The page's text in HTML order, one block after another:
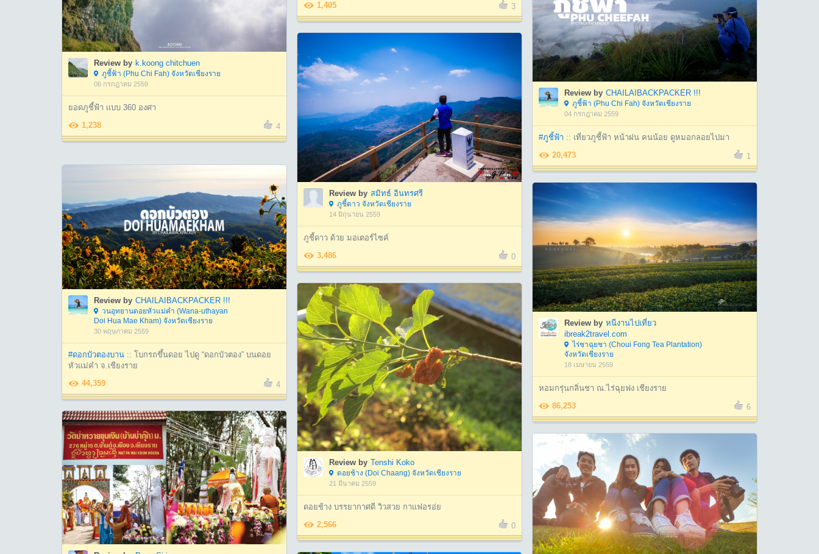
1,405
3
Review by k.koong chitchuen
ภูชี้ฟ้า (Phu Chi Fah) จังหวัดเชียงราย
06 กรกฎาคม 2559
ยอดภูชี้ฟ้า เเบบ 360 องศา
1,238
4
Review by CHAILAIBACKPACKER !!!
ภูชี้ฟ้า (Phu Chi Fah) จังหวัดเชียงราย
04 กรกฎาคม 2559
#ภูชิ้ฟ้า :: เที่ยวภูชี้ฟ้า หน้าฝน คนน้อย ดูหมอกลอยไปมา
20,473
1
Review by สมิทธ์ อินทรศรี
ภูชี้ดาว จังหวัดเชียงราย
14 มิถุนายน 2559
ภูชี้ดาว ด้วย มอเตอร์ไซค์
3,486
0
Review by CHAILAIBACKPACKER !!!
วนอุทยานดอยหัวแม่คำ (Wana-uthayan
Doi Hua Mae Kham) จังหวัดเชียงราย
30 พฤษภาคม 2559
#ดอกบัวตองบาน :: โบกรถขึ้นดอย ไปดู “ดอกบัวตอง” บนดอย
หัวแม่คำ จ.เชียงราย
44,359
4
Review by หนีงานไปเที่ยว
ibreak2travel.com
ไร่ชาฉุยชา (Choui Fong Tea Plantation)
จังหวัดเชียงราย
18 เมษายน 2559
หอมกรุ่นกลิ่นชา ณ.ไร่ฉุยฟง เชียงราย
86,253
6
Review by Tenshi Koko
ดอยช้าง (Doi Chaang) จังหวัดเชียงราย
21 มีนาคม 2559
ดอยช้าง บรรยากาศดี วิวสวย กาแฟอรอ่ย
2,566
0